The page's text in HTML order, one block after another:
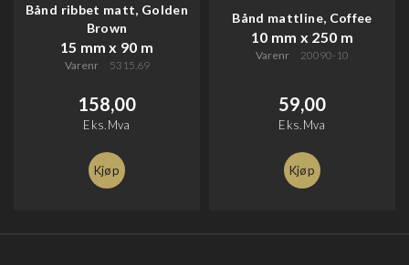
Bånd ribbet matt, Golden
Brown
15 mm x 90 m
Varenr 5315.69
158,00
Eks.Mva
Kjøp
Bånd mattline, Coffee
10 mm x 250 m
Varenr 20090-10
59,00
Eks.Mva
Kjøp